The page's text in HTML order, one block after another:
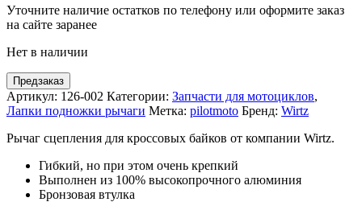
Kawasaki,
Suzuki
Уточните наличие остатков по телефону или оформите заказ
на сайте заранее
Нет в наличии
Предзаказ
Артикул: 126-002 Категории: Запчасти для мотоциклов,
Лапки подножки рычаги Метка: pilotmoto Бренд: Wirtz
Рычаг сцепления для кроссовых байков от компании Wirtz.
Гибкий, но при этом очень крепкий
Выполнен из 100% высокопрочного алюминия
Бронзовая втулка